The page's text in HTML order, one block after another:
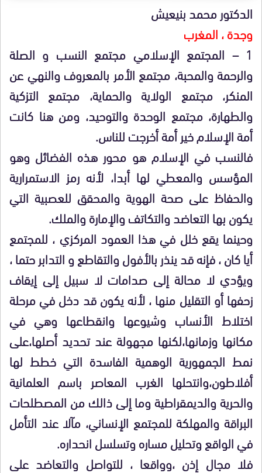
الدكتور محمد بنيعيش
وجدة ، المغرب
1 – المجتمع الإسلامي مجتمع النسب و الصلة
والرحمة والمحبة، مجتمع الأمر بالمعروف والنهي عن
المنكر، مجتمع الولاية والحماية، مجتمع التزكية
والطهارة، مجتمع الوحدة والتوحيد، ومن هنا كانت
أمة الإسلام خير أمة أخرجت للناس.
فالنسب في الإسلام هو محور هذه الفضائل وهو
المؤسس والمعطي لها أبدا، لأنه رمز الاستمرارية
والحفاظ على صحة الهوية والمحقق للعصبية التي
يكون بها التعاضد والتكاتف والإمارة والملك.
وحينما يقع خلل في هذا العمود المركزي ، للمجتمع
أيا كان ، فإنه قد ينذر بالأفول والتقاطع و التدابر حتما ،
ويؤدي لا محالة إلى صدامات لا سبيل إلى إيقاف
زحفها أو التقليل منها ، لأنه يكون قد دخل في مرحلة
اختلاط الأنساب وشيوعها وانقطاعها وهي في
مكانها وزمانها،لكنها مجهولة عند تحديد أصلها،على
نمط الجمهورية الوهمية الفاسدة التي خطط لها
أفلاطون،وانتحلها الغرب المعاصر باسم العلمانية
والحرية والديمقراطية وما إلى ذالك من المصطلحات
البراقة والمهلكة للمجتمع الإنساني، مآلا عند التأمل
في الواقع وتحليل مساره وتسلسل انحداره.
فلا مجال إذن ،وواقعا ، للتواصل والتعاضد على